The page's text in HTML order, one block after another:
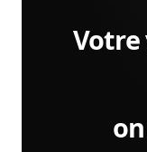
Votre